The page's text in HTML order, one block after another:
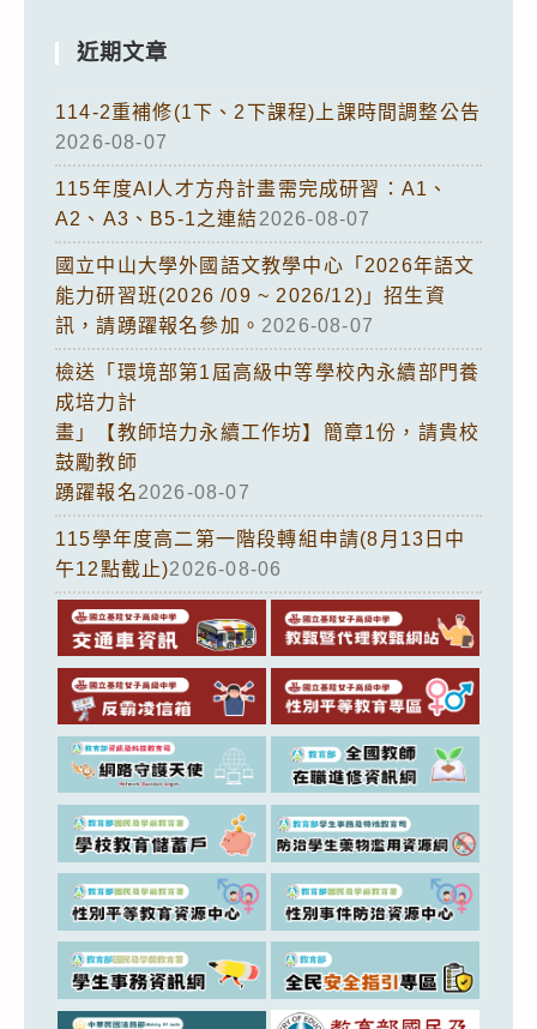
近期文章
114-2重補修(1下、2下課程)上課時間調整公告
2026-08-07
115年度AI人才方舟計畫需完成研習：A1、
A2、A3、B5-1之連結2026-08-07
國立中山大學外國語文教學中心「2026年語文
能力研習班(2026 /09 ~ 2026/12)」招生資
訊，請踴躍報名參加。 2026-08-07
檢送「環境部第1屆高級中等學校內永續部門養
成培力計
畫」【教師培力永續工作坊】簡章1份，請貴校
鼓勵教師
踴躍報名2026-08-07
115學年度高二第一階段轉組申請(8月13日中
午12點截止)2026-08-06